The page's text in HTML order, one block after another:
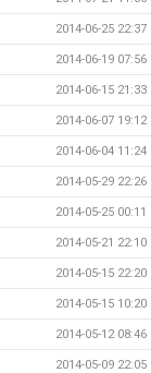
2014-06-25 22:37
2014-06-19 07:56
2014-06-15 21:33
2014-06-07 19:12
2014-06-04 11:24
2014-05-29 22:26
2014-05-25 00:11
2014-05-21 22:10
2014-05-15 22:20
2014-05-15 10:20
2014-05-12 08:46
2014-05-09 22:05